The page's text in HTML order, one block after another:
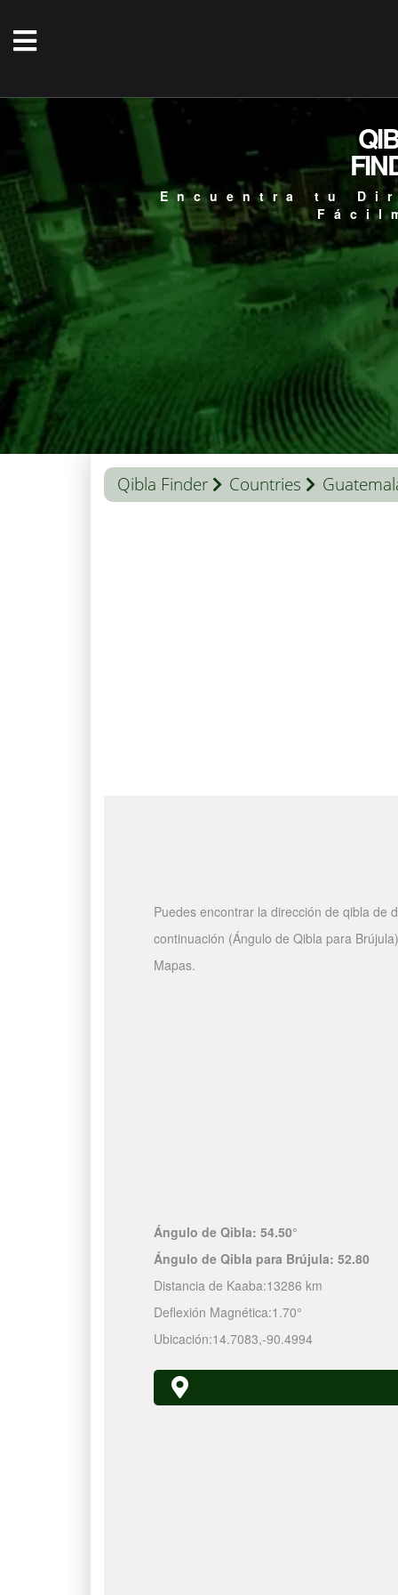
Encuentra tu
Qibla Finder Countries
Puedes encontrar la dirección de qibla de
continuación (Ángulo de Qibla para
Mapas.
Ángulo de Qibla: 54.50°
Ángulo de Qibla para Brújula: 52.80
Distancia de Kaaba:13286 km
Deflexión Magnética:1.70°
Ubicación:14.7083,-90.4994